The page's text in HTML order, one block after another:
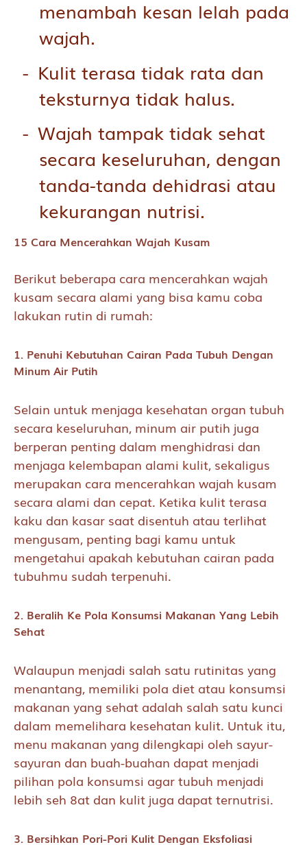
menambah kesan lelah pada
wajah.
Kulit terasa tidak rata dan
teksturnya tidak halus.
Wajah tampak tidak sehat
secara keseluruhan, dengan
tanda-tanda dehidrasi atau
kekurangan nutrisi.
15 Cara Mencerahkan Wajah Kusam
Berikut beberapa cara mencerahkan wajah
kusam secara alami yang bisa kamu coba
lakukan rutin di rumah:
1. Penuhi Kebutuhan Cairan Pada Tubuh Dengan
Minum Air Putih
Selain untuk menjaga kesehatan organ tubuh
secara keseluruhan, minum air putih juga
berperan penting dalam menghidrasi dan
menjaga kelembapan alami kulit, sekaligus
merupakan cara mencerahkan wajah kusam
secara alami dan cepat. Ketika kulit terasa
kaku dan kasar saat disentuh atau terlihat
mengusam, penting bagi kamu untuk
mengetahui apakah kebutuhan cairan pada
tubuhmu sudah terpenuhi.
2. Beralih Ke Pola Konsumsi Makanan Yang Lebih
Sehat
Walaupun menjadi salah satu rutinitas yang
menantang, memiliki pola diet atau konsumsi
makanan yang sehat adalah salah satu kunci
dalam memelihara kesehatan kulit. Untuk itu,
menu makanan yang dilengkapi oleh sayur-
sayuran dan buah-buahan dapat menjadi
pilihan pola konsumsi agar tubuh menjadi
lebih seh 8at dan kulit juga dapat ternutrisi.
3. Bersihkan Pori-Pori Kulit Dengan Eksfoliasi